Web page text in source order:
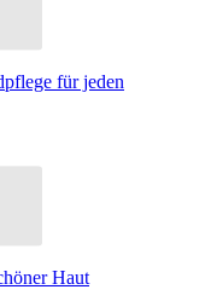
für jeden
Haut